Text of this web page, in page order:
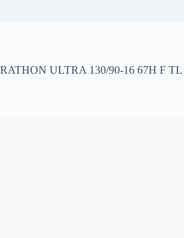
ULTRA 130/90-16 67H F TL